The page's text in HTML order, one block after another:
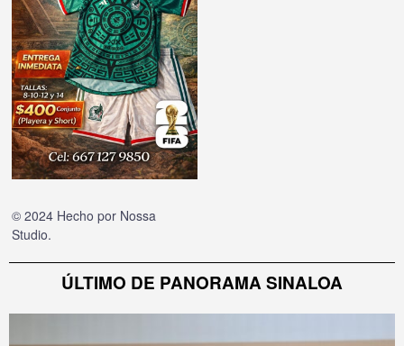
© 2024 Hecho por Nossa
Studio.
ÚLTIMO DE PANORAMA SINALOA